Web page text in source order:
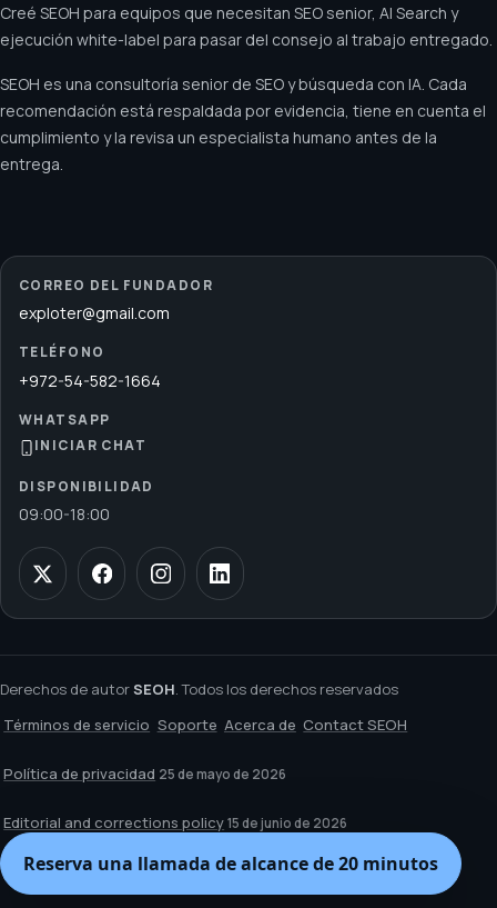
Creé SEOH para equipos que necesitan SEO senior, AI Search y
ejecución white-label para pasar del consejo al trabajo entregado.
SEOH es una consultoría senior de SEO y búsqueda con IA. Cada
recomendación está respaldada por evidencia, tiene en cuenta el
cumplimiento y la revisa un especialista humano antes de la
entrega.
CORREO DEL FUNDADOR
exploter@gmail.com
TELÉFONO
+972-54-582-1664
WHATSAPP
INICIAR CHAT
DISPONIBILIDAD
09:00-18:00
Derechos de autorSEOH. Todos los derechos reservados
Términos de servicio Soporte Acerca de Contact SEOH
Política de privacidad 25 de mayo de 2026
Editorial and corrections policy 15 de junio de 2026
Cancelación y eliminación de datos
Reserva una llamada de alcance de 20 minutos